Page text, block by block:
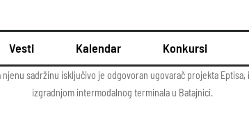
Vesti Kalendar Konkursi
sadržinu isključivo je odgovoran ugovarač projekta
izgradnjom intermodalnog terminala u Batajnici.